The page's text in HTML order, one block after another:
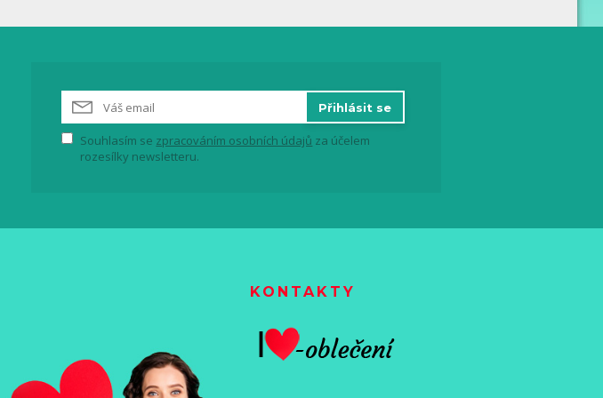
Přihlásit se
Souhlasím se zpracováním osobních údajů za účelem
rozesílky newsletteru.
KONTAKTY